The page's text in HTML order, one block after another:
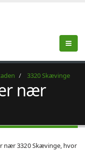
3320 Skævinge
nær
nær 3320 Skævinge, hvor